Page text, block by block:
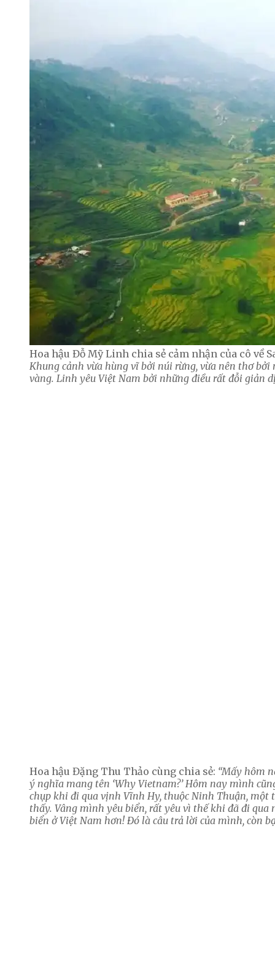
Hoa hậu Đỗ Mỹ Linh chia sẻ cảm nhận của cô về
Khung cảnh vừa hùng vĩ bởi núi rừng, vừa nên thơ
vàng. Linh yêu Việt Nam bởi những điều rất đỗi giản
Hoa hậu Đặng Thu Thảo cùng chia sẻ: “Mấy hôm
ý nghĩa mang tên ‘Why Vietnam?’ Hôm nay mình
chụp khi đi qua vịnh Vĩnh Hy, thuộc Ninh Thuận,
thấy. Vâng mình yêu biển, rất yêu vì thế khi đã đi
biển ở Việt Nam hơn! Đó là câu trả lời của mình, còn